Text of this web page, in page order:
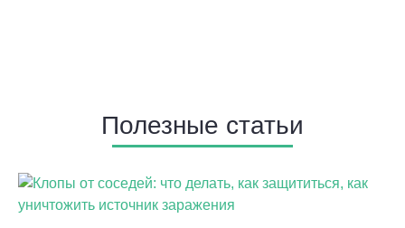
Полезные статьи